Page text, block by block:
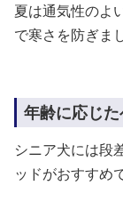
夏は通気性のよ
で寒さを防ぎま
年齢に応じ
シニア犬には段
ッドがおすすめ